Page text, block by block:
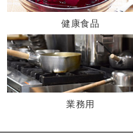
健康食品
業務用